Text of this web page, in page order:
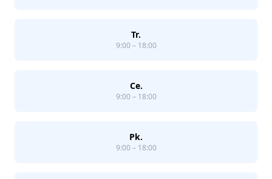
Tr.
9:00 – 18:00
Ce.
9:00 – 18:00
Pk.
9:00 – 18:00